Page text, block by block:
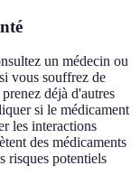
un médecin ou
vous souffrez de
déjà d'autres
si le médicament
les interactions
des médicaments
risques potentiels